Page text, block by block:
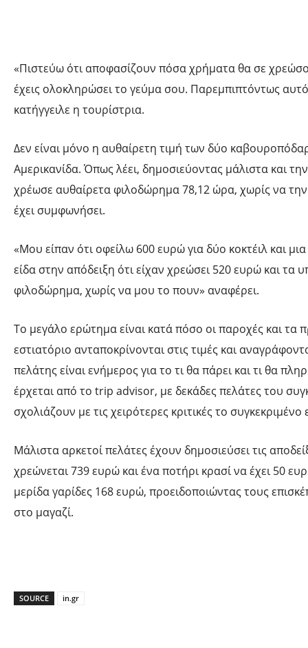
«Πιστεύω ότι αποφασίζουν πόσα χρήματα θα σε
έχεις ολοκληρώσει το γεύμα σου. Παρεμπιπτόντως
κατήγγειλε η τουρίστρια.
Δεν είναι μόνο η αυθαίρετη τιμή των δύο
Αμερικανίδα. Όπως λέει, δημοσιεύοντας μάλιστα και
χρέωσε αυθαίρετα φιλοδώρημα 78,12 ώρα, χωρίς να την
έχει συμφωνήσει.
«Μου είπαν ότι οφείλω 600 ευρώ για δύο κοκτέιλ και
είδα στην απόδειξη ότι είχαν χρεώσει 520 ευρώ και τα
φιλοδώρημα, χωρίς να μου το πουν» αναφέρει.
Το μεγάλο ερώτημα είναι κατά πόσο οι παροχές και τα
εστιατόριο ανταποκρίνονται στις τιμές και
πελάτης είναι ενήμερος για το τι θα πάρει και τι θα
έρχεται από το trip advisor, με δεκάδες πελάτες του
σχολιάζουν με τις χειρότερες κριτικές το συγκεκριμένο
Μάλιστα αρκετοί πελάτες έχουν δημοσιεύσει τις
χρεώνεται 739 ευρώ και ένα ποτήρι κρασί να έχει 50
μερίδα γαρίδες 168 ευρώ, προειδοποιώντας τους
στο μαγαζί.
SOURCE in.gr